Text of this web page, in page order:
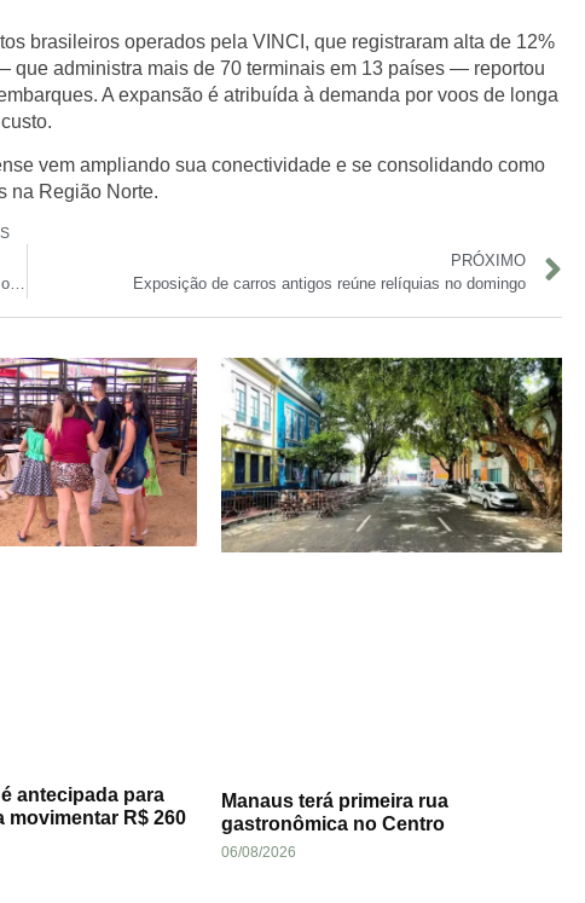
brasileiros operados pela VINCI, que registraram alta de 12%
administra mais de 70 terminais em 13 países — reportou
. A expansão é atribuída à demanda por voos de longa
.
vem ampliando sua conectividade e se consolidando como
na Região Norte.
PRÓXIMO
Exposição de carros antigos reúne relíquias no domingo
antecipada para
movimentar R$ 260
Manaus terá primeira rua
gastronômica no Centro
06/08/2026